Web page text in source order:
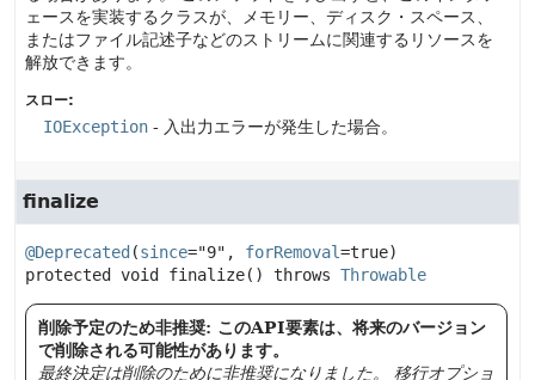
ェースを実装するクラスが、メモリー、ディスク・スペース、
またはファイル記述子などのストリームに関連するリソースを
解放できます。
スロー:
IOException - 入出力エラーが発生した場合。
finalize
@Deprecated (since="9", forRemoval
protected
void finalize() throws Throwable
削除予定のため非推奨: このAPI要素は、将来のバージョン
で削除される可能性があります。
最終決定は削除のために非推奨になりました。
移行オプショ